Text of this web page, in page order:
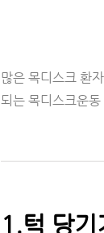
많은 목디스크 환
되는 목디스크운
1.턱 당기